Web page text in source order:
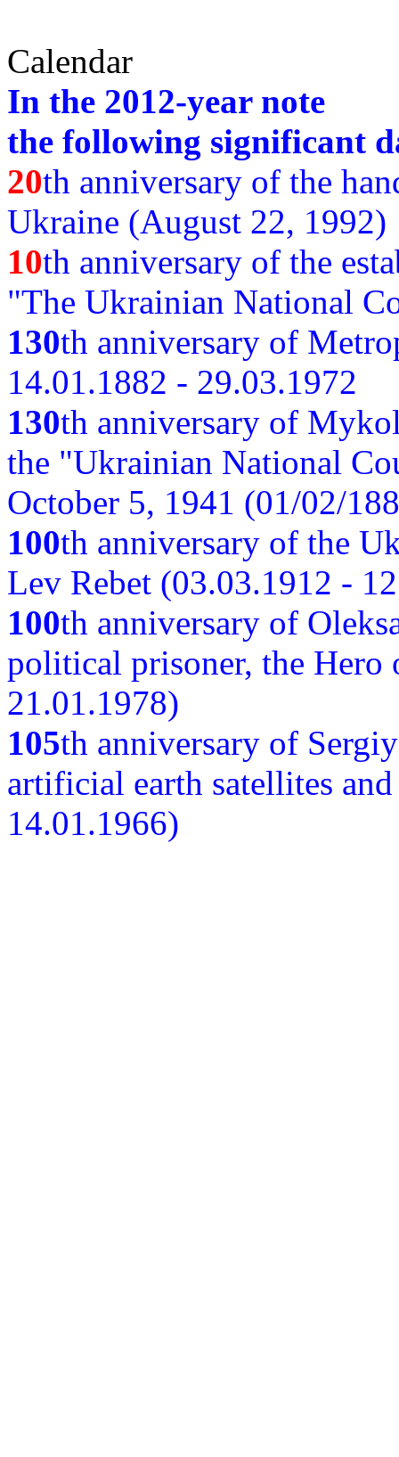
Calendar
In the 2012-year note
the following significant
20th anniversary of the
Ukraine (August 22, 1992)
10th anniversary of the
"The Ukrainian National
130th anniversary of
14.01.1882 - 29.03.1972
130th anniversary of
the "Ukrainian National
October 5, 1941 (01/02/
100th anniversary of the
Lev Rebet (03.03.1912 -
100th anniversary of
political prisoner, the
21.01.1978)
105th anniversary of
artificial earth satellites
14.01.1966)